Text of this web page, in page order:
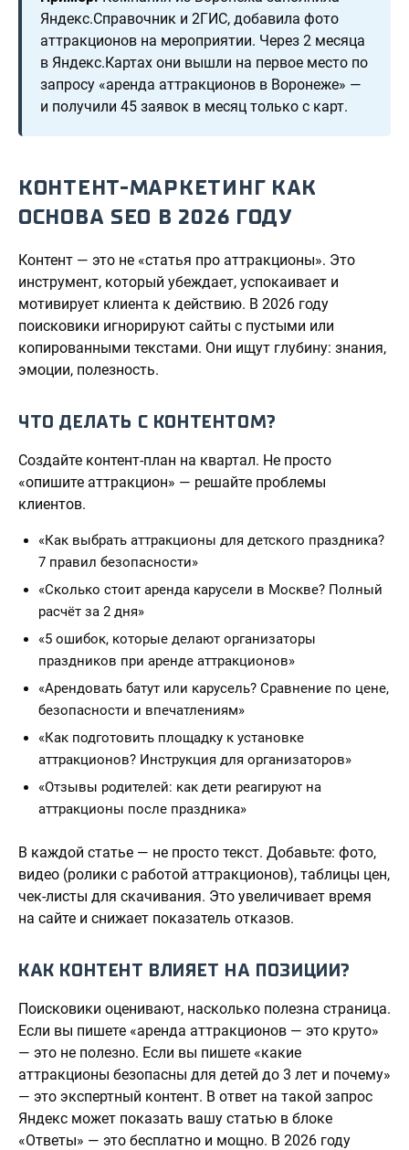
Яндекс.Справочник и 2ГИС, добавила фото
аттракционов на мероприятии. Через 2 месяца
в Яндекс.Картах они вышли на первое место по
запросу «аренда аттракционов в Воронеже» —
и получили 45 заявок в месяц только с карт.
КОНТЕНТ-МАРКЕТИНГ КАК
ОСНОВА SEO В 2026 ГОДУ
Контент — это не «статья про аттракционы». Это
инструмент, который убеждает, успокаивает и
мотивирует клиента к действию. В 2026 году
поисковики игнорируют сайты с пустыми или
копированными текстами. Они ищут глубину: знания,
эмоции, полезность.
ЧТО ДЕЛАТЬ С КОНТЕНТОМ?
Создайте контент-план на квартал. Не просто
«опишите аттракцион» — решайте проблемы
клиентов.
«Как выбрать аттракционы для детского праздника?
7 правил безопасности»
«Сколько стоит аренда карусели в Москве? Полный
расчёт за 2 дня»
«5 ошибок, которые делают организаторы
праздников при аренде аттракционов»
«Арендовать батут или карусель? Сравнение по цене,
безопасности и впечатлениям»
«Как подготовить площадку к установке
аттракционов? Инструкция для организаторов»
«Отзывы родителей: как дети реагируют на
аттракционы после праздника»
В каждой статье — не просто текст. Добавьте: фото,
видео (ролики с работой аттракционов), таблицы цен,
чек-листы для скачивания. Это увеличивает время
на сайте и снижает показатель отказов.
КАК КОНТЕНТ ВЛИЯЕТ НА ПОЗИЦИИ?
Поисковики оценивают, насколько полезна страница.
Если вы пишете «аренда аттракционов — это круто»
— это не полезно. Если вы пишете «какие
аттракционы безопасны для детей до 3 лет и почему»
— это экспертный контент. В ответ на такой запрос
Яндекс может показать вашу статью в блоке
«Ответы» — это бесплатно и мощно. В 2026 году